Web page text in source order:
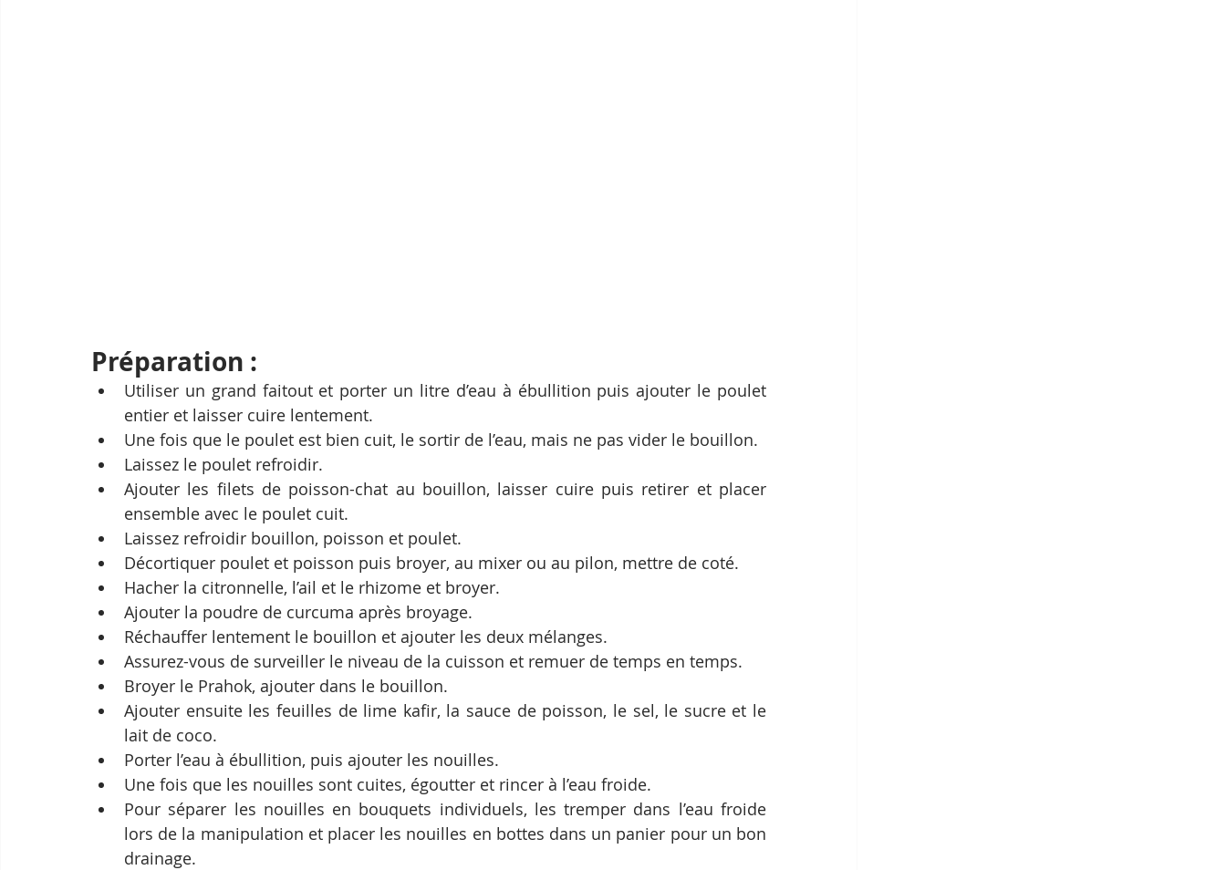
Préparation :
Utiliser un grand faitout et porter un litre d’eau à ébullition puis ajouter le poulet
entier et laisser cuire lentement.
Une fois que le poulet est bien cuit, le sortir de l’eau, mais ne pas vider le bouillon.
Laissez le poulet refroidir.
Ajouter les filets de poisson-chat au bouillon, laisser cuire puis retirer et placer
ensemble avec le poulet cuit.
Laissez refroidir bouillon, poisson et poulet.
Décortiquer poulet et poisson puis broyer, au mixer ou au pilon, mettre de coté.
Hacher la citronnelle, l’ail et le rhizome et broyer.
Ajouter la poudre de curcuma après broyage.
Réchauffer lentement le bouillon et ajouter les deux mélanges.
Assurez-vous de surveiller le niveau de la cuisson et remuer de temps en temps.
Broyer le Prahok, ajouter dans le bouillon.
Ajouter ensuite les feuilles de lime kafir, la sauce de poisson, le sel, le sucre et le
lait de coco.
Porter l’eau à ébullition, puis ajouter les nouilles.
Une fois que les nouilles sont cuites, égoutter et rincer à l’eau froide.
Pour séparer les nouilles en bouquets individuels, les tremper dans l’eau froide
lors de la manipulation et placer les nouilles en bottes dans un panier pour un bon
drainage.